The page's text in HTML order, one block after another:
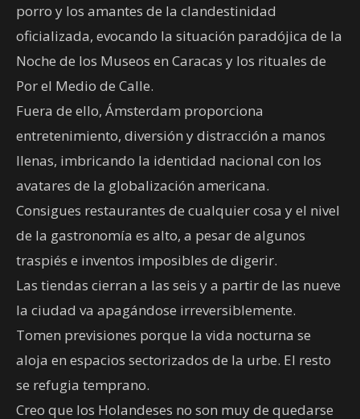
porro y los amantes de la clandestinidad
oficializada, evocando la situación paradójica de la
Noche de los Museos en Caracas y los rituales de
Por el Medio de Calle.
Fuera de ello, Ámsterdam proporciona
entretenimiento, diversión y distracción a manos
llenas, imbricando la identidad nacional con los
avatares de la globalización americana.
Consigues restaurantes de cualquier cosa y el nivel
de la gastronomía es alto, a pesar de algunos
traspiés e inventos imposibles de digerir.
Las tiendas cierran a las seis y a partir de las nueve
la ciudad va apagándose irreversiblemente.
Tomen previsiones porque la vida nocturna se
aloja en espacios sectorizados de la urbe. El resto
se refugia temprano.
Creo que los Holandeses no son muy de quedarse